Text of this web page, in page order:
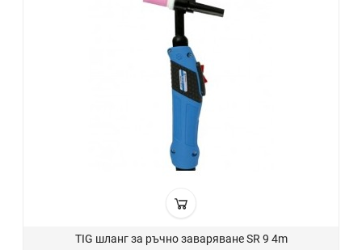
TIG шланг за ръчно заваряване SR 9 4m